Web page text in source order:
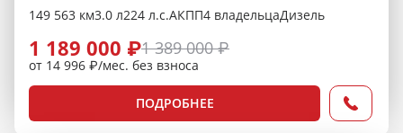
149 563 км3.0 л224 л.с.АКПП4 владельцаДизель
1 189 000 ₽1 389 000 ₽
от 14 996 ₽/мес. без взноса
ПОДРОБНЕЕ